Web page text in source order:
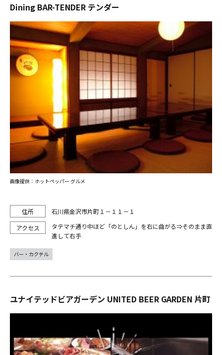
Dining BAR-TENDER テンダー
石川県金沢市片町１－１１－１
タテマチ通り中ほど「のとしん」を右に曲がる⇒そのまま直
進して右手
画像提供：ホットペッパー グルメ
バー・カクテル
ユナイテッドビアガーデン UNITED BEER GARDEN 片町